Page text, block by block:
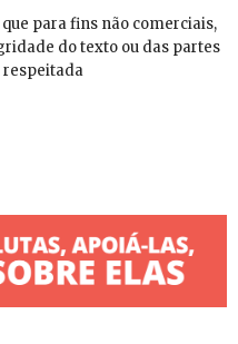
para fins não comerciais,
do texto ou das partes
respeitada